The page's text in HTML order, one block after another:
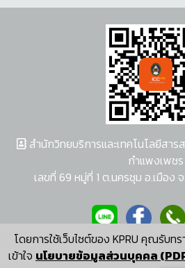
โดยการใช้เว็บไซต์ของ KPRU คุณรับท
เข้าใจ นโยบายข้อมูลส่วนบุคคล
สำนักวิทยบริการและเทคโนโลยีสา
กำแพงเพชร
เลขที่ 69 หมู่ที่ 1 ต.นครชุม อ.เมือง
ผู้พัฒนาระบบ อนุชา